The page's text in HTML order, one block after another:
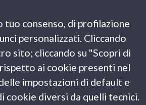
tuo consenso, di profilazione
personalizzati. Cliccando
sito; cliccando su "Scopri di
ai cookie presenti nel
impostazioni di default e
cookie diversi da quelli tecnici.